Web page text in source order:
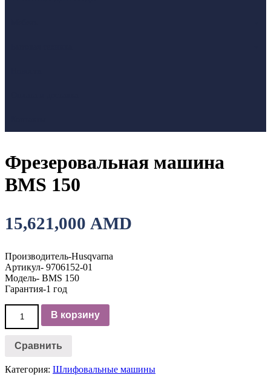
Фрезеровальная машина
BMS 150
15,621,000 AMD
Производитель-Husqvarna
Артикул- 9706152-01
Модель- BMS 150
Гарантия-1 год
Количество
товара
Фрезеровальная
машина
BMS
В корзину
Сравнить
Категория: Шлифовальные машины